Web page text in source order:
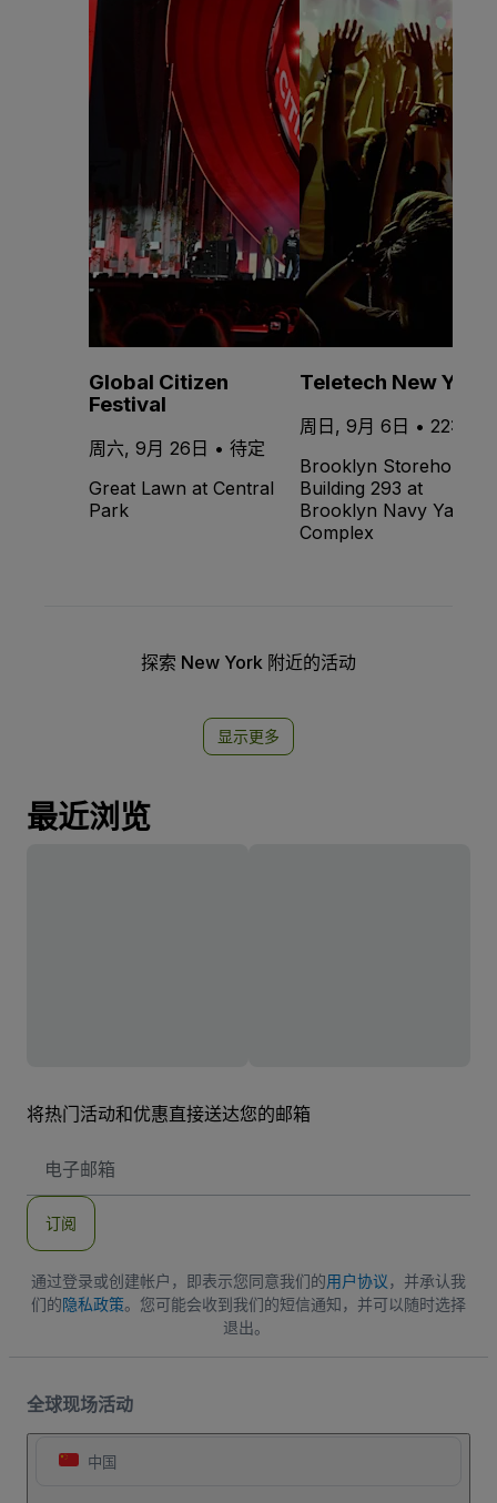
Global Citizen
Festival
周六, 9月 26日 • 待定
Great Lawn at Central
Park
Teletech New York
周日, 9月 6日 • 22:00
Brooklyn Storehouse
Building 293 at
Brooklyn Navy Yard -
Complex
探索 New York 附近的活动
显示更多
最近浏览
将热门活动和优惠直接送达您的邮箱
子
地
订阅
通过登录或创建帐户，即表示您同意我们的用户协议，并承认我
们的隐私政策。您可能会收到我们的短信通知，并可以随时选择
退出。
全球现场活动
中国